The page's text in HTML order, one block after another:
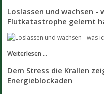
Loslassen und wachsen -
Flutkatastrophe gelernt
Weiterlesen ...
Dem Stress die Krallen
Energieblockaden